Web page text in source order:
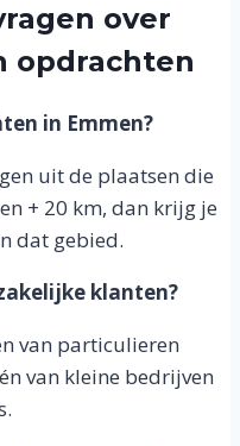
over
opdrachten
in Emmen?
uit de plaatsen die
+ 20 km, dan krijg je
dat gebied.
klanten?
van particulieren
van kleine bedrijven